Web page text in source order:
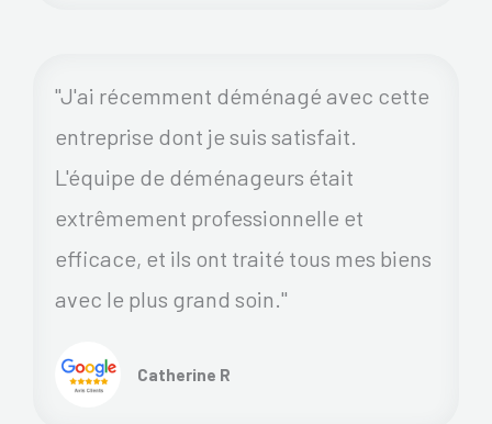
"J'ai récemment déménagé avec cette
entreprise dont je suis satisfait.
L'équipe de déménageurs était
extrêmement professionnelle et
efficace, et ils ont traité tous mes biens
avec le plus grand soin."
Catherine R